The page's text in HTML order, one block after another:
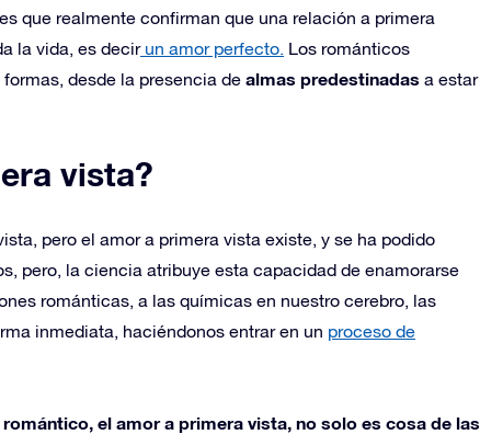
que realmente confirman que una relación a primera
la vida, es decirun amor perfecto. Los románticos
desde la presencia de almas predestinadas a estar
vista?
pero el amor a primera vista existe, y se ha podido
pero, la ciencia atribuye esta capacidad de enamorarse
románticas, a las químicas en nuestro cerebro, las
inmediata, haciéndonos entrar en un proceso de
el amor a primera vista, no solo es cosa de las